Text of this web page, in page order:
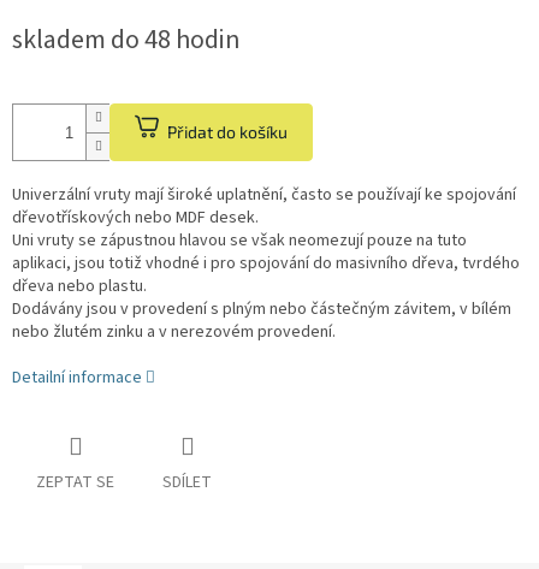
skladem do 48 hodin
Přidat do košíku
Univerzální vruty mají široké uplatnění, často se používají ke spojování
dřevotřískových nebo MDF desek.
Uni vruty se zápustnou hlavou se však neomezují pouze na tuto
aplikaci, jsou totiž vhodné i pro spojování do masivního dřeva, tvrdého
dřeva nebo plastu.
Dodávány jsou v provedení s plným nebo částečným závitem, v bílém
nebo žlutém zinku a v nerezovém provedení.
Detailní informace
ZEPTAT SE SDÍLET